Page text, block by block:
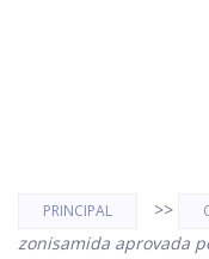
PRINCIPAL >>
zonisamida aprovada